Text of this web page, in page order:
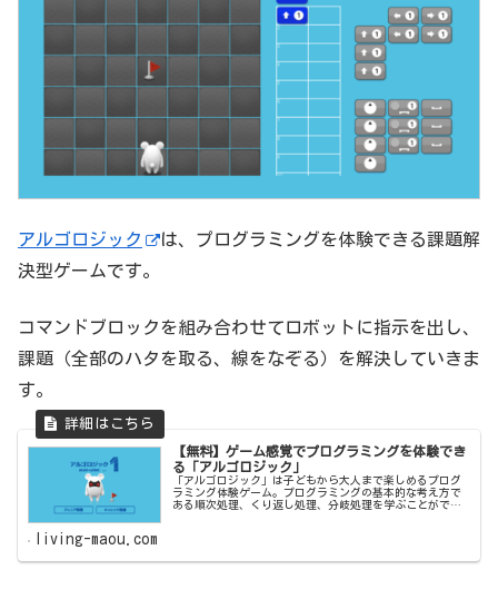
アルゴロジック
は、プログラミングを体験できる課題解
決型ゲームです。
コマンドブロックを組み合わせてロボットに指示を出し、
課題（全部のハタを取る、線をなぞる）を解決していきま
す。
【無料】ゲーム感覚でプログラミングを体験でき
る「アルゴロジック」
「アルゴロジック」は子どもから大人まで楽しめるプログ
ラミング体験ゲーム。プログラミングの基本的な考え方で
ある順次処理、くり返し処理、分岐処理を学ぶことができ
living-maou.com